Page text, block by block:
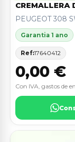
CREMALLERA
PEUGEOT 308
Garantia 1 ano
Ref:17640412
0,00 €
Con IVA, gastos de